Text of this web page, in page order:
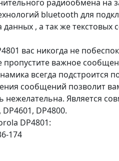
радиообмена на
bluetooth для
, а так же текстовых
вас никогда не
пропустите важное
всегда подстроится
сообщений позволит
нежелательна. Является
DP4800.
DP4801:
174